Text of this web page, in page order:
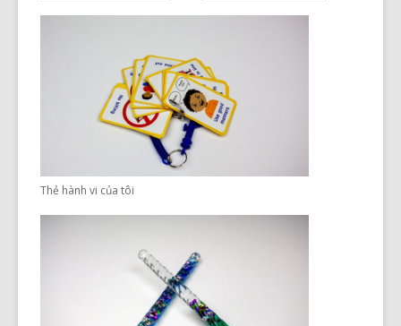
Thẻ hành vi của tôi